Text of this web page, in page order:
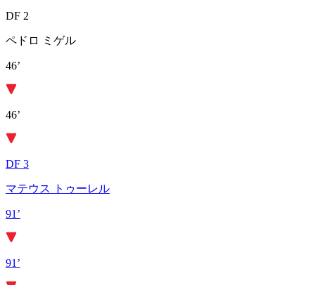
DF 2
ペドロ ミゲル
46’
46’
DF 3
マテウス トゥーレル
91’
91’